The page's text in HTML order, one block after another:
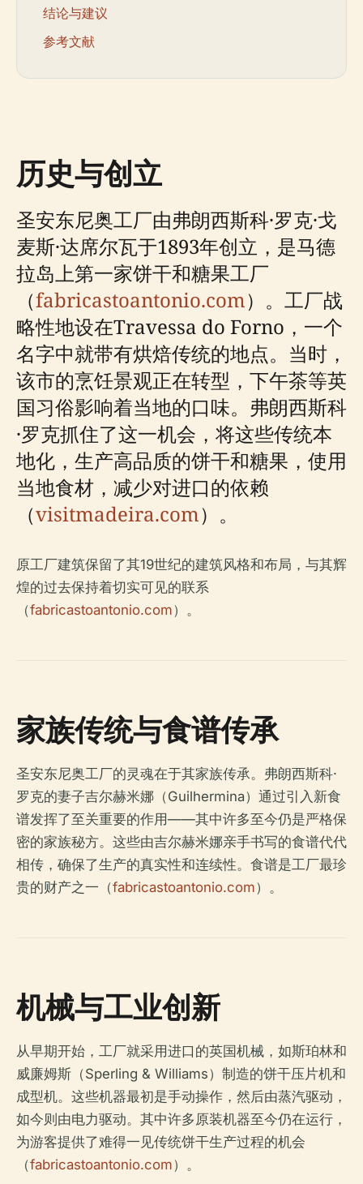
结论与建议
参考文献
历史与创立
圣安东尼奥工厂由弗朗西斯科·罗克·戈
麦斯·达席尔瓦于1893年创立，是马德
拉岛上第一家饼干和糖果工厂
（fabricastoantonio.com）。工厂战
略性地设在Travessa do Forno，一个
名字中就带有烘焙传统的地点。当时，
该市的烹饪景观正在转型，下午茶等英
国习俗影响着当地的口味。弗朗西斯科
·罗克抓住了这一机会，将这些传统本
地化，生产高品质的饼干和糖果，使用
当地食材，减少对进口的依赖
（visitmadeira.com）。
原工厂建筑保留了其19世纪的建筑风格和布局，与其辉
煌的过去保持着切实可见的联系
（fabricastoantonio.com）。
家族传统与食谱传承
圣安东尼奥工厂的灵魂在于其家族传承。弗朗西斯科·
罗克的妻子吉尔赫米娜（Guilhermina）通过引入新食
谱发挥了至关重要的作用——其中许多至今仍是严格保
密的家族秘方。这些由吉尔赫米娜亲手书写的食谱代代
相传，确保了生产的真实性和连续性。食谱是工厂最珍
贵的财产之一（fabricastoantonio.com）。
机械与工业创新
从早期开始，工厂就采用进口的英国机械，如斯珀林和
威廉姆斯（Sperling & Williams）制造的饼干压片机和
成型机。这些机器最初是手动操作，然后由蒸汽驱动，
如今则由电力驱动。其中许多原装机器至今仍在运行，
为游客提供了难得一见传统饼干生产过程的机会
（fabricastoantonio.com）。